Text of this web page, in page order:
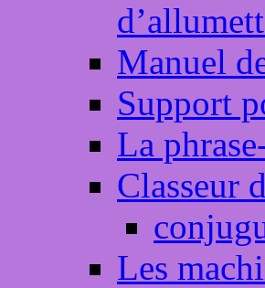
Manuel
Support
La
Classeur
Les